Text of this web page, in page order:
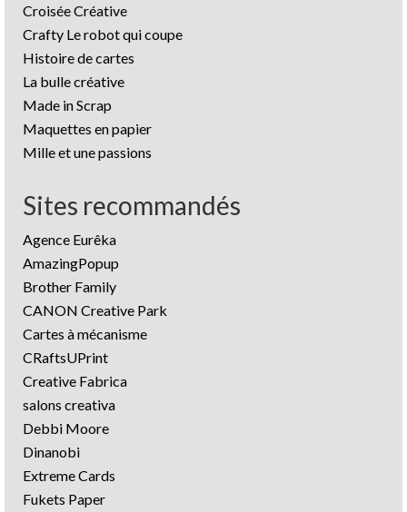
Croisée Créative
Crafty Le robot qui coupe
Histoire de cartes
La bulle créative
Made in Scrap
Maquettes en papier
Mille et une passions
Sites recommandés
Agence Eurêka
AmazingPopup
Brother Family
CANON Creative Park
Cartes à mécanisme
CRaftsUPrint
Creative Fabrica
salons creativa
Debbi Moore
Dinanobi
Extreme Cards
Fukets Paper